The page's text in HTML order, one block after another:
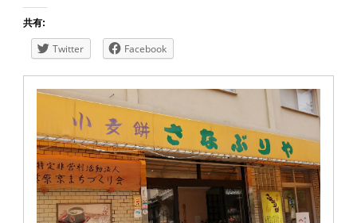
共有:
Twitter Facebook